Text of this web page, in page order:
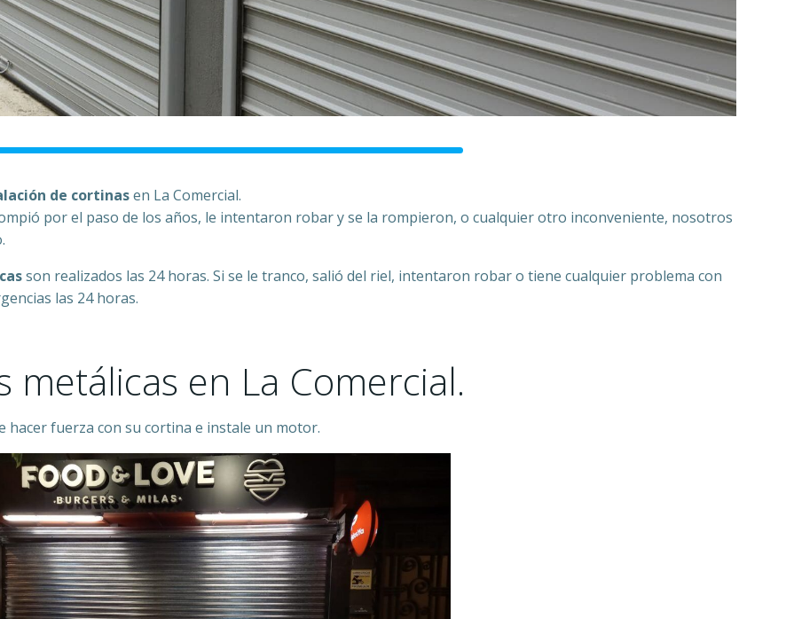
de cortinasen La Comercial.
por el paso de los años, le intentaron robar y se la rompieron, o cualquier otro inconveniente, nosotros
son realizados las 24 horas. Si se le tranco, salió del riel, intentaron robar o tiene cualquier problema con
las 24 horas.
en La Comercial.
hacer fuerza con su cortina e instale un motor.